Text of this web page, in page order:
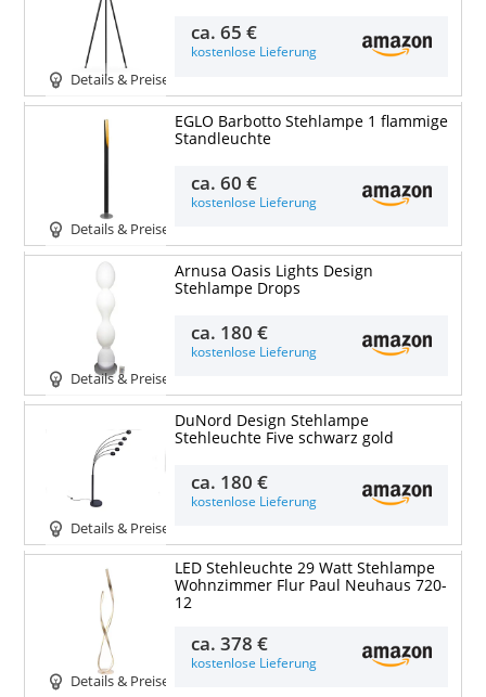
Details & Preise
ca.65 €
kostenlose Lieferung
Details & Preise
EGLO Barbotto Stehlampe 1 flammige
Standleuchte
ca.60 €
kostenlose Lieferung
Details & Preise
Arnusa Oasis Lights Design
Stehlampe Drops
ca. 180 €
kostenlose Lieferung
Details & Preise
DuNord Design Stehlampe
Stehleuchte Five schwarz gold
ca. 180 €
kostenlose Lieferung
Details & Preise
LED Stehleuchte 29 Watt Stehlampe
Wohnzimmer Flur Paul Neuhaus 720-
12
ca.378 €
kostenlose Lieferung